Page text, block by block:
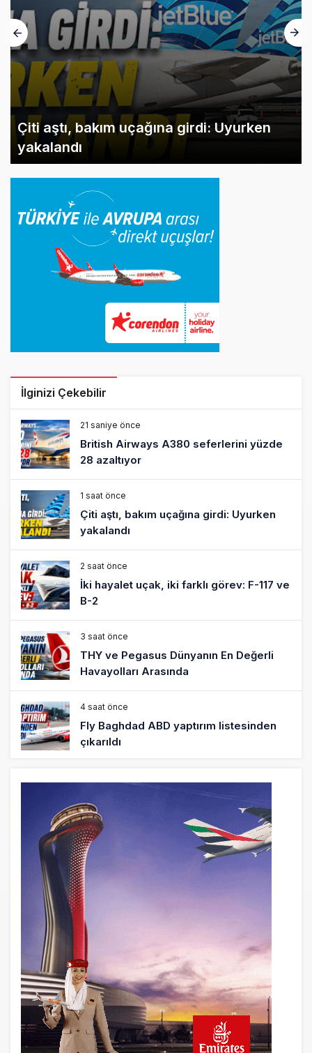
Çiti aştı, bakım uçağına girdi: Uyurken
yakalandı
İlginizi Çekebilir
21 saniye önce
British Airways A380 seferlerini yüzde
28 azaltıyor
1 saat önce
Çiti aştı, bakım uçağına girdi: Uyurken
yakalandı
2 saat önce
İki hayalet uçak, iki farklı görev: F-117 ve
B-2
3 saat önce
THY ve Pegasus Dünyanın En Değerli
Havayolları Arasında
4 saat önce
Fly Baghdad ABD yaptırım listesinden
çıkarıldı
Elektrikli uçaklar Avrupa’da kısa rotalara
hazırlanıyor
6 saat önce
Trump’ı taşıyan Marine One, yolcu
uçağına fazla yaklaştı
6 saat önce
Emirates A380 yolcu rahatsızlanınca
İstanbul’a indi
7 saat önce
Emirates’in reddettiği 10 Boeing 777X
için United kararı